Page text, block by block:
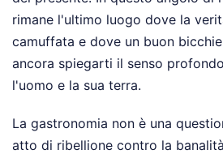
rimane l'ultimo luogo dove la
camuffata e dove un buon
ancora spiegarti il senso
l'uomo e la sua terra.
La gastronomia non è una
atto di ribellione contro la